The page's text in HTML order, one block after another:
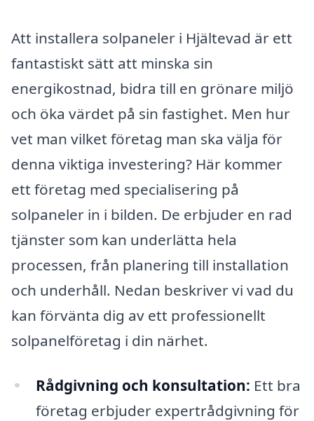
Att installera solpaneler i Hjältevad är ett
fantastiskt sätt att minska sin
energikostnad, bidra till en grönare miljö
och öka värdet på sin fastighet. Men hur
vet man vilket företag man ska välja för
denna viktiga investering? Här kommer
ett företag med specialisering på
solpaneler in i bilden. De erbjuder en rad
tjänster som kan underlätta hela
processen, från planering till installation
och underhåll. Nedan beskriver vi vad du
kan förvänta dig av ett professionellt
solpanelföretag i din närhet.
Rådgivning och konsultation: Ett bra
företag erbjuder expertrådgivning för